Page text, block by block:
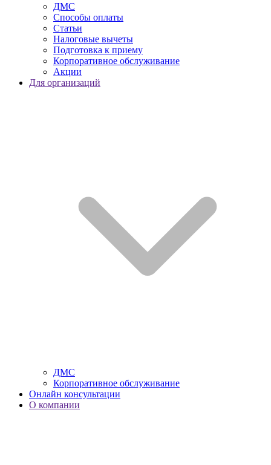
ДМС
Способы оплаты
Статьи
Налоговые вычеты
Подготовка к приему
Корпоративное обслуживание
Акции
Для организаций
ДМС
Корпоративное обслуживание
Онлайн консультации
О компании